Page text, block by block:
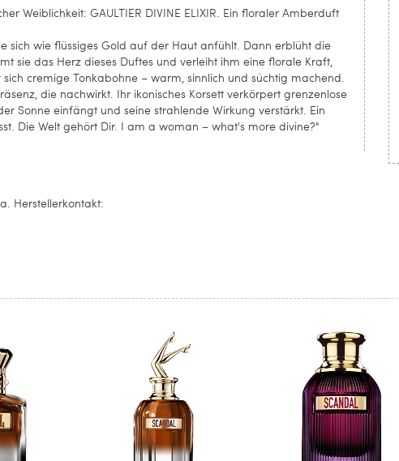
Weiblichkeit: GAULTIER DIVINE ELIXIR. Ein floraler Amberduft
sich wie flüssiges Gold auf der Haut anfühlt. Dann erblüht die
sie das Herz dieses Duftes und verleiht ihm eine florale Kraft,
cremige Tonkabohne – warm, sinnlich und süchtig machend.
die nachwirkt. Ihr ikonisches Korsett verkörpert grenzenlose
Sonne einfängt und seine strahlende Wirkung verstärkt. Ein
Die Welt gehört Dir. I am a woman – what's more divine?"
Herstellerkontakt: